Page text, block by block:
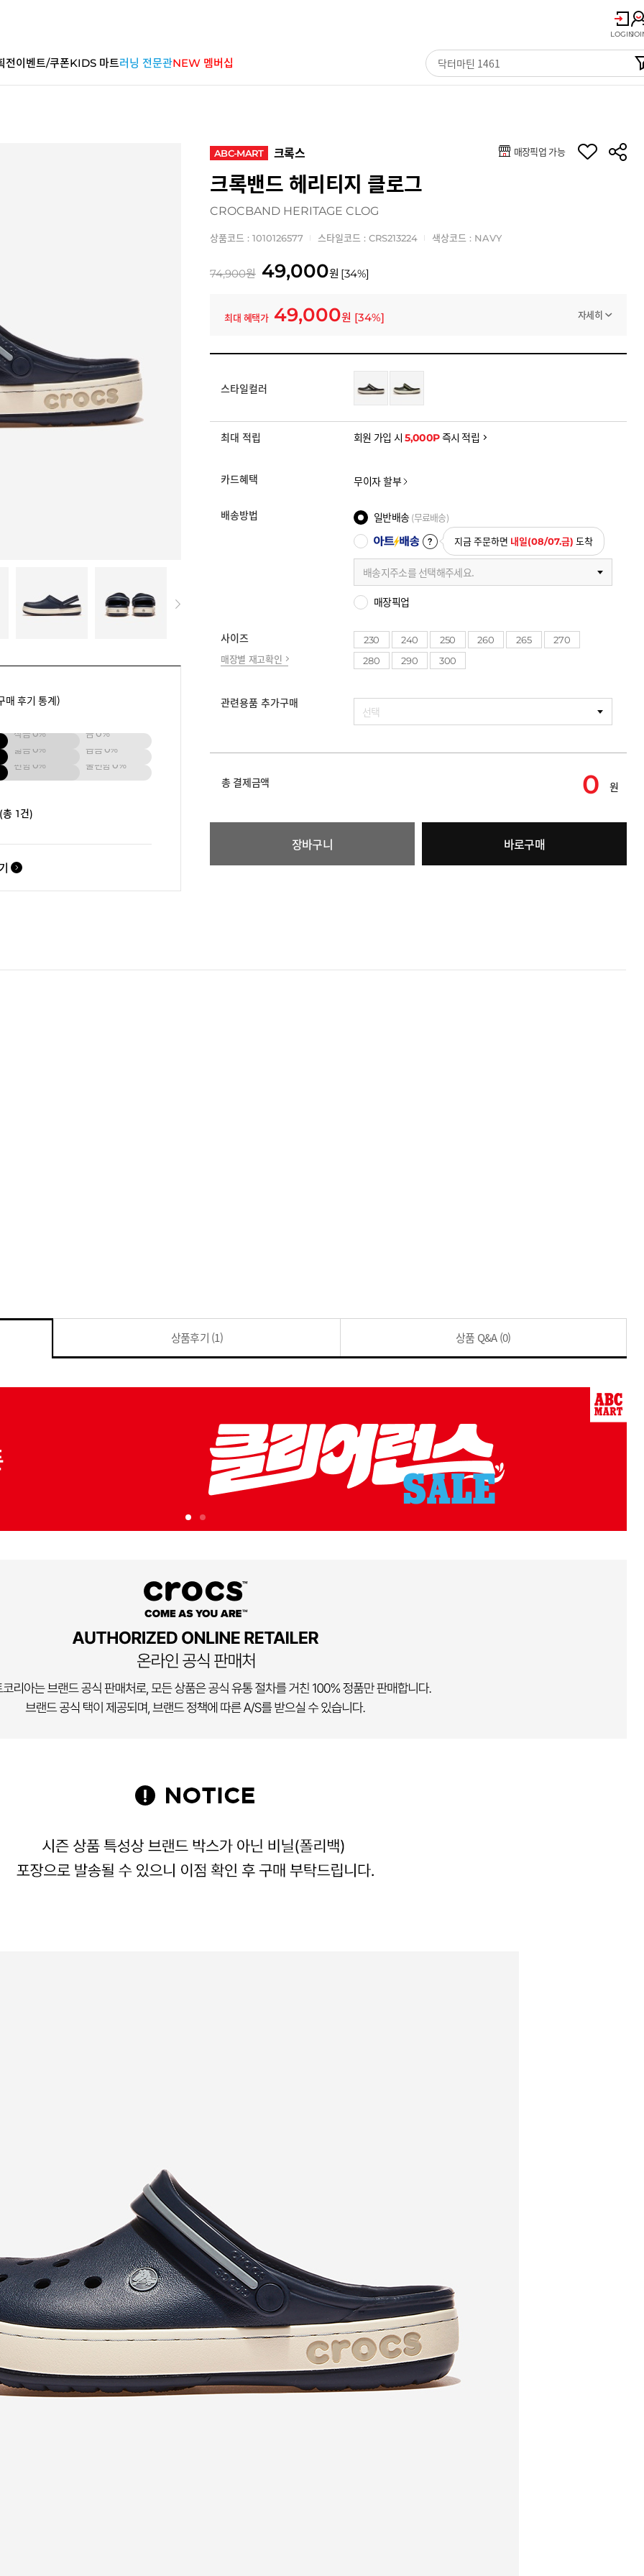
LOGIN
전이벤트/쿠폰KIDS 마트러닝 전문관NEW 멤버십
매 후기 통계)
작음0% 큼0%
넓음 0% 좁음0%
편함 0% 불편함 0%
총 1건)
ABC-MART 크록스 매장픽업 가능
크록밴드 헤리티지 클로그
CROCBAND HERITAGE CLOG
상품코드 : 1010126577 스타일코드 : CRS213224 색상코드 : NAVY
74,900원 49,000원 [34%]
최대 혜택가 49,000원 [34%] 자세히
로그인 후 등급 혜택을 확인하세요
모든 혜택이 적용된 금액으로, 실제 결제 금액과는 차이가 있을 수 있습니다.
스타일컬러
최대 적립 회원 가입 시5,000P즉시 적립
카드혜택 무이자 할부
배송방법 일반배송 (무료배송)
지금 주문하면 내일(08/07.금) 도착
배송지주소를 선택해주세요.
매장픽업
사이즈
매장별 재고확인
230 240 250 260 265
270
280
290 300
관련용품 추가구매
선택
총 결제금액 0 원
장바구니 바로구매
상품후기 (1) 상품 Q&A(0)